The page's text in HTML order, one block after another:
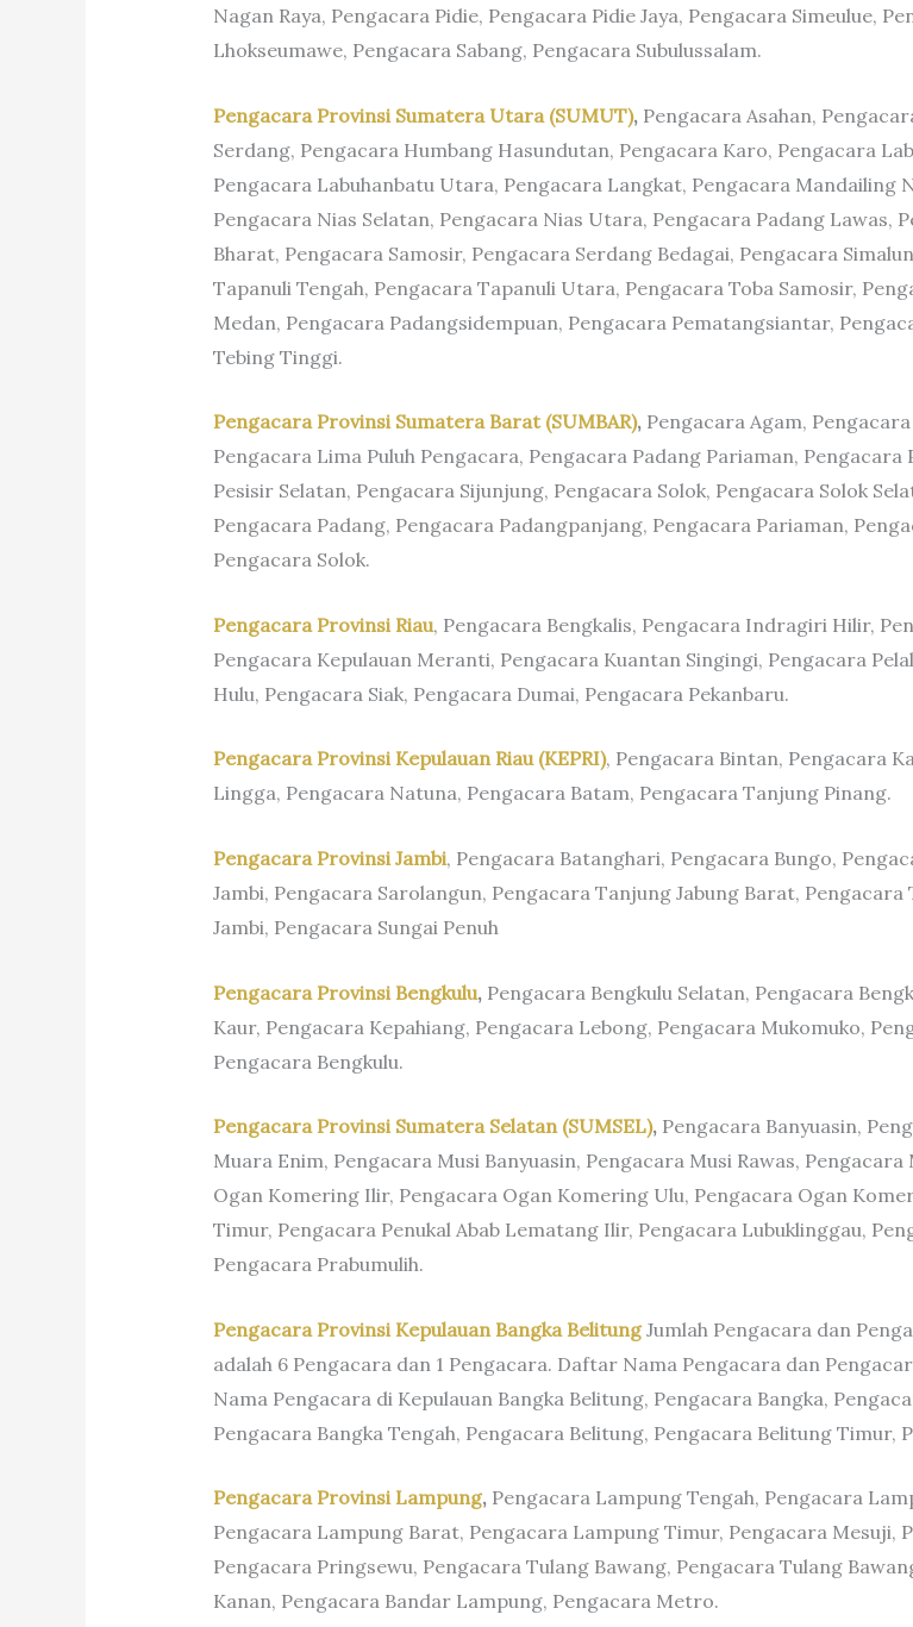
Nagan Raya, Pengacara Pidie, Pengacara Pidie Jaya, Pengacara Simeulue,
Lhokseumawe, Pengacara Sabang, Pengacara Subulussalam.
Pengacara Provinsi Sumatera Utara (SUMUT), Pengacara Asahan,
Serdang, Pengacara Humbang Hasundutan, Pengacara Karo, Pengacara
Pengacara Labuhanbatu Utara, Pengacara Langkat, Pengacara Mandailing
Pengacara Nias Selatan, Pengacara Nias Utara, Pengacara Padang Lawas,
Bharat, Pengacara Samosir, Pengacara Serdang Bedagai, Pengacara
Tapanuli Tengah, Pengacara Tapanuli Utara, Pengacara Toba Samosir,
Medan, Pengacara Padangsidempuan, Pengacara Pematangsiantar,
Tebing Tinggi.
Pengacara Provinsi Sumatera Barat (SUMBAR), Pengacara Agam,
Pengacara Lima Puluh Pengacara, Pengacara Padang Pariaman,
Pesisir Selatan, Pengacara Sijunjung, Pengacara Solok, Pengacara Solok
Pengacara Padang, Pengacara Padangpanjang, Pengacara Pariaman,
Pengacara Solok.
Pengacara Provinsi Riau, Pengacara Bengkalis, Pengacara Indragiri Hilir,
Pengacara Kepulauan Meranti, Pengacara Kuantan Singingi, Pengacara
Hulu, Pengacara Siak, Pengacara Dumai, Pengacara Pekanbaru.
Pengacara Provinsi Kepulauan Riau (KEPRI), Pengacara Bintan, Pengacara
Lingga, Pengacara Natuna, Pengacara Batam, Pengacara Tanjung Pinang.
Pengacara Provinsi Jambi, Pengacara Batanghari, Pengacara Bungo,
Jambi, Pengacara Sarolangun, Pengacara Tanjung Jabung Barat,
Jambi, Pengacara Sungai Penuh
Pengacara Provinsi Bengkulu, Pengacara Bengkulu Selatan, Pengacara
Kaur, Pengacara Kepahiang, Pengacara Lebong, Pengacara Mukomuko,
Pengacara Bengkulu.
Pengacara Provinsi Sumatera Selatan (SUMSEL), Pengacara Banyuasin,
Muara Enim, Pengacara Musi Banyuasin, Pengacara Musi Rawas,
Ogan Komering Ilir, Pengacara Ogan Komering Ulu, Pengacara Ogan
Timur, Pengacara Penukal Abab Lematang Ilir, Pengacara Lubuklinggau,
Pengacara Prabumulih.
Pengacara Provinsi Kepulauan Bangka BelitungJumlah Pengacara dan
adalah 6 Pengacara dan 1 Pengacara. Daftar Nama Pengacara dan
Nama Pengacara di Kepulauan Bangka Belitung, Pengacara Bangka,
Pengacara Bangka Tengah, Pengacara Belitung, Pengacara Belitung Timur,
Pengacara Provinsi Lampung, Pengacara Lampung Tengah, Pengacara
Pengacara Lampung Barat, Pengacara Lampung Timur, Pengacara Mesuji,
Pengacara Pringsewu, Pengacara Tulang Bawang, Pengacara Tulang
Kanan, Pengacara Bandar Lampung, Pengacara Metro.